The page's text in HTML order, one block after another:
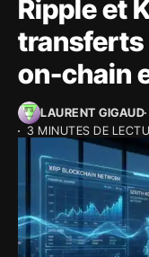
Ripple et
on-chain
LAURENT GIGAUD
3 MINUTES DE